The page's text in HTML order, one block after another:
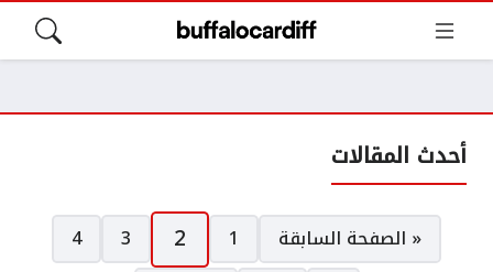
أحدث المقالات
صفحات:« الصفحة السابقة 1
2
3
4